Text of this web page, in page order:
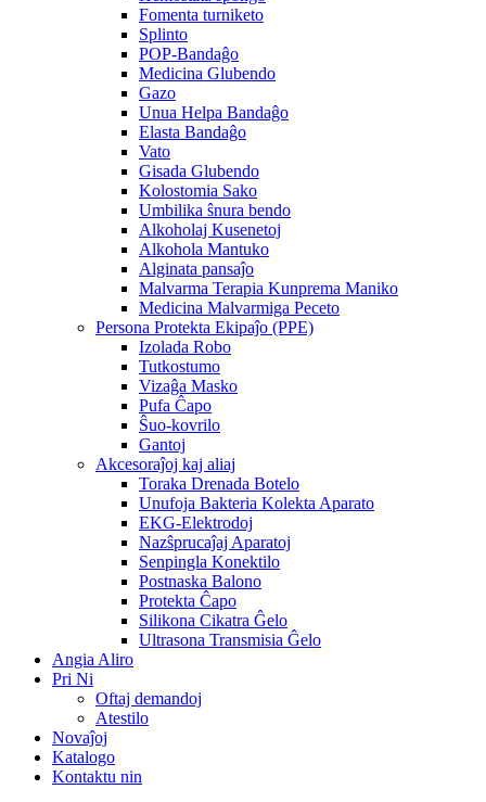
Fomenta turniketo
Splinto
POP-Bandaĝo
Medicina Glubendo
Gazo
Unua Helpa Bandaĝo
Elasta Bandaĝo
Vato
Gisada Glubendo
Kolostomia Sako
Umbilika ŝnura bendo
Alkoholaj Kusenetoj
Alkohola Mantuko
Alginata pansaĵo
Malvarma Terapia Kunprema Maniko
Medicina Malvarmiga Peceto
Persona Protekta Ekipaĵo (PPE)
Izolada Robo
Tutkostumo
Vizaĝa Masko
Pufa Ĉapo
Ŝuo-kovrilo
Gantoj
Akcesoraĵoj kaj aliaj
Toraka Drenada Botelo
Unufoja Bakteria Kolekta Aparato
EKG-Elektrodoj
Nazŝprucaĵaj Aparatoj
Senpingla Konektilo
Postnaska Balono
Protekta Ĉapo
Silikona Cikatra Ĝelo
Ultrasona Transmisia Ĝelo
Angia Aliro
Pri Ni
Oftaj demandoj
Atestilo
Novaĵoj
Katalogo
Kontaktu nin